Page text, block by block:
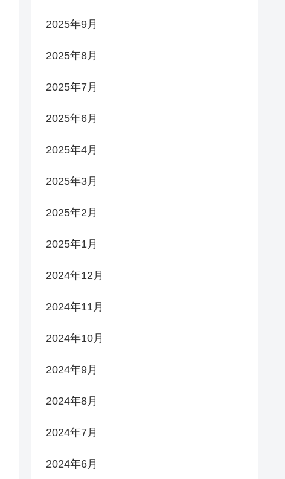
2025年9月
2025年8月
2025年7月
2025年6月
2025年4月
2025年3月
2025年2月
2025年1月
2024年12月
2024年11月
2024年10月
2024年9月
2024年8月
2024年7月
2024年6月